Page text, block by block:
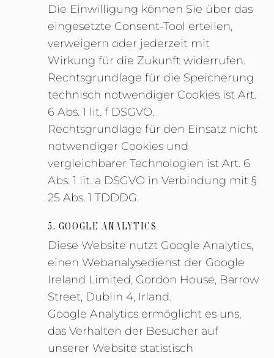
Die Einwilligung können Sie über das
eingesetzte Consent-Tool erteilen,
verweigern oder jederzeit mit
Wirkung für die Zukunft widerrufen.
Rechtsgrundlage für die Speicherung
technisch notwendiger Cookies ist Art.
6 Abs. 1 lit. f DSGVO.
Rechtsgrundlage für den Einsatz nicht
notwendiger Cookies und
vergleichbarer Technologien ist Art. 6
Abs. 1 lit. a DSGVO in Verbindung mit §
25 Abs. 1 TDDDG.
5. GOOGLE ANALYTICS
Diese Website nutzt Google Analytics,
einen Webanalysedienst der Google
Ireland Limited, Gordon House, Barrow
Street, Dublin 4, Irland.
Google Analytics ermöglicht es uns,
das Verhalten der Besucher auf
unserer Website statistisch